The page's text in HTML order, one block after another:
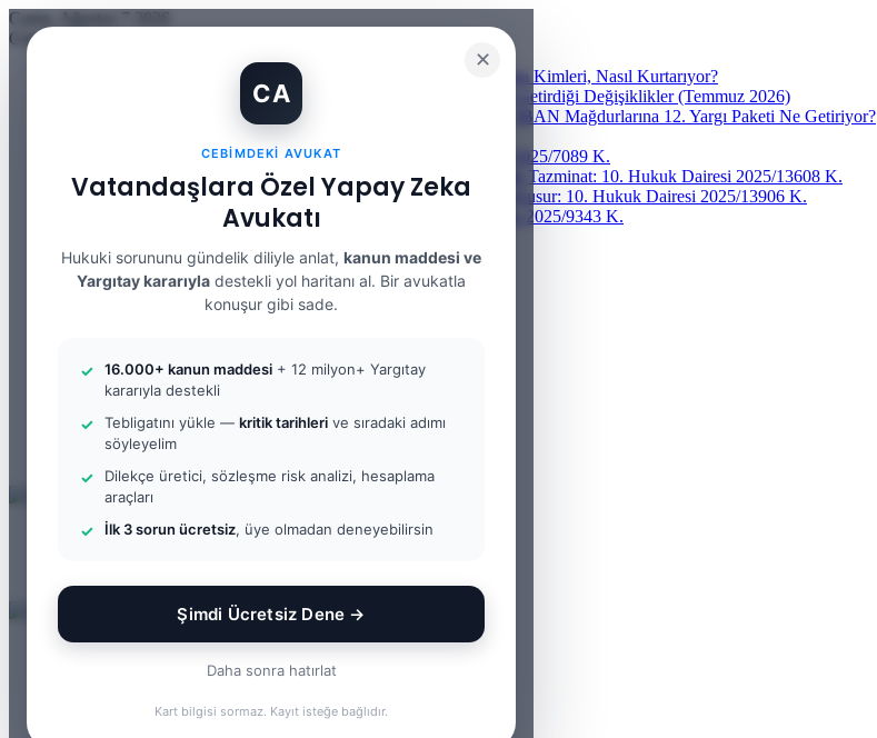
✕
CA
CEBIMDEKI AVUKAT
Vatandaşlara Özel Yapay Zeka
Avukatı
Hukuki sorununu gündelik diliyle anlat, kanun maddesi ve
Yargıtay kararıyla destekli yol haritanı al. Bir avukatla
konuşur gibi sade.
16.000+ kanun maddesi + 12 milyon+ Yargıtay
kararıyla destekli
Tebligatını yükle — kritik tarihleri ve sıradaki adımı
söyleyelim
Dilekçe üretici, sözleşme risk analizi, hesaplama
araçları
İlk 3 sorun ücretsiz, üye olmadan deneyebilirsin
Şimdi Ücretsiz Dene →
Daha sonra hatırlat
Kart bilgisi sormaz. Kayıt isteğe bağlıdır.
Cuma, Ağustos 7 2026
Güncel Makale
İBAN Kiralama Cezasında Yeni Dönem: TCK 158’e Eklenen Fıkra Kimleri, Nasıl Kurtarıyor?
12. Yargı Paketi Kabul Edildi: Avukat Gözüyle Tüm Maddeler ve Getirdiği Değişiklikler (Temmuz 2026)
Banka Hesabımı Dolandırıcılara Kullandırdım, Başıma Ne Gelir? IBAN Mağdurlarına 12. Yargı Paketi Ne Getiriyor?
Yargıtay Kararı İncelemesi ve Tanık Beyanları: 9. Hukuk Dairesi 2025/7089 K.
Kusur Belirlemesinin Maddi ve Manevi Tazminata Etkisi ve Maddi Tazminat: 10. Hukuk Dairesi 2025/13608 K.
Kusur Belirlemesinin Maddi ve Manevi Tazminata Etkisi ve Ağır Kusur: 10. Hukuk Dairesi 2025/13906 K.
Kira Sözleşmesinin Feshi ve Bilirkişi İncelemesi: 9. Hukuk Dairesi 2025/9343 K.
Yargıtay Kararı İncelemesi: 2. Ceza Dairesi 2026/4266 K.
Facebook
WhatsApp
Kayıt Ol
Rastgele Makale
Kenar Bölmesi
Menü
ANASAYFA
Ceza Hukuku